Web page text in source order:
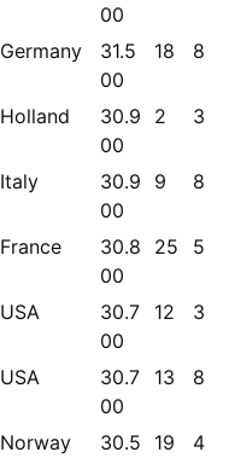
00
Germany
31.5
00
18 8
Holland
30.9
00
2 3
Italy
30.9
00
9 8
France
30.8
00
25 5
USA
30.7
00
12 3
USA
30.7
00
13 8
Norway
30.5
19 4